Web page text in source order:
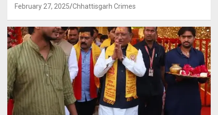
February 27, 2025 Chhattisgarh Crimes